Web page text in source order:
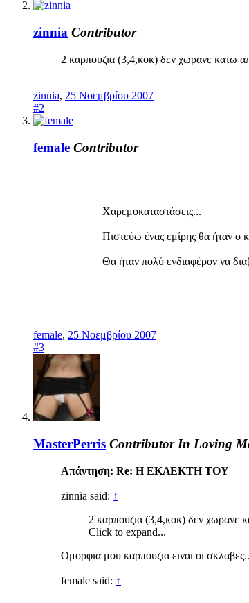
zinnia Contributor
2 καρπουζια (3,4,κοκ) δεν χωρανε κατω
zinnia, 25 Νοεμβρίου 2007
#2
female Contributor
Χαρεμοκαταστάσεις...
Πιστεύω ένας εμίρης θα ήταν ο
Θα ήταν πολύ ενδιαφέρον να
female, 25 Νοεμβρίου 2007
#3
MasterPerris Contributor In Loving
Απάντηση: Re: Η ΕΚΛΕΚΤΗ ΤΟΥ
zinnia said: ↑
2 καρπουζια (3,4,κοκ) δεν χωρανε
Click to expand...
Ομορφια μου καρπουζια ειναι οι
female said: ↑